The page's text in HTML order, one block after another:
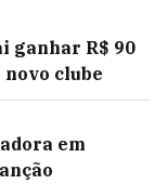
ganhar R$ 90
clube
em